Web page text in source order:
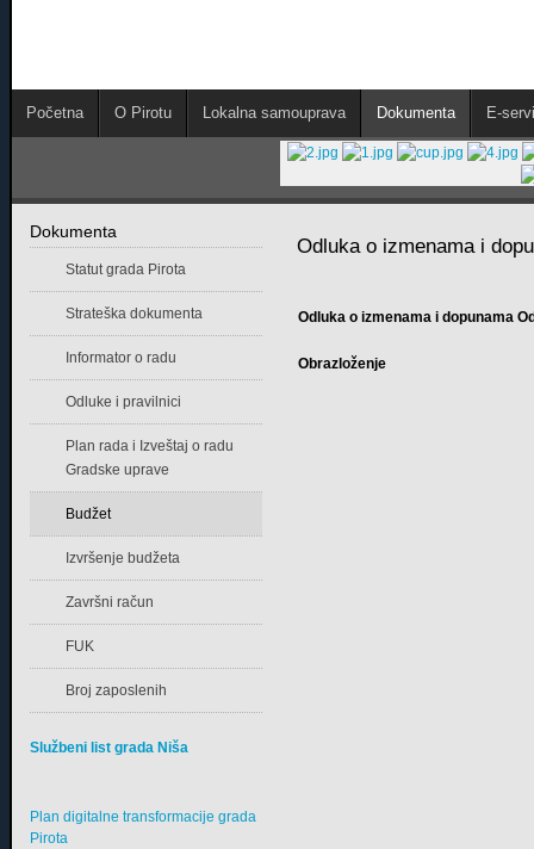
Početna O Pirotu Lokalna samouprava Dokumenta E-
Odluka o izmenama i
Odluka o izmenama i dopunama
Obrazloženje
Dokumenta
Statut grada Pirota
Strateška dokumenta
Informator o radu
Odluke i pravilnici
Plan rada i Izveštaj o radu
Gradske uprave
Budžet
Izvršenje budžeta
Završni račun
FUK
Broj zaposlenih
Službeni list grada Niša
Plan digitalne transformacije grada
Pirota